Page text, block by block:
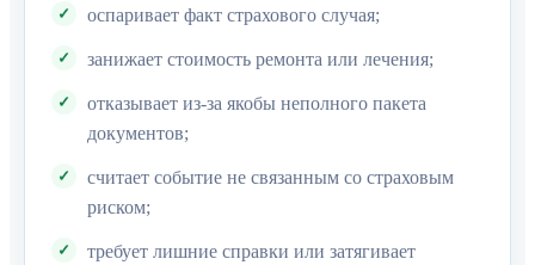
оспаривает факт страхового случая;
занижает стоимость ремонта или лечения;
отказывает из-за якобы неполного пакета
документов;
считает событие не связанным со страховым
риском;
требует лишние справки или затягивает